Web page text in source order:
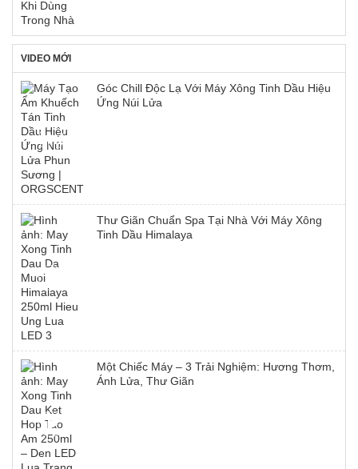
VIDEO MỚI
Góc Chill Độc Lạ Với Máy Xông Tinh Dầu Hiệu
Ứng Núi Lửa
Thư Giãn Chuẩn Spa Tại Nhà Với Máy Xông
Tinh Dầu Himalaya
Một Chiếc Máy – 3 Trải Nghiệm: Hương Thơm,
Ánh Lửa, Thư Giãn